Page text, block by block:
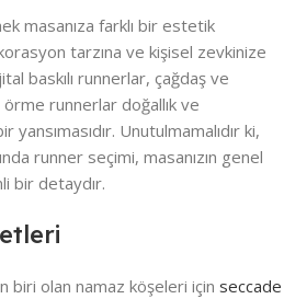
masanıza farklı bir estetik
tarzına ve kişisel zevkinize
baskılı runnerlar, çağdaş ve
runnerlar doğallık ve
Unutulmamalıdır ki,
runner seçimi, masanızın genel
bir detaydır.
biri olan namaz köşeleri için seccade